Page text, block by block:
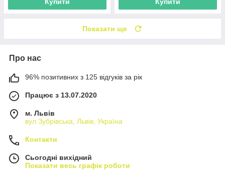
Показати ще
Про нас
96% позитивних з 125 відгуків за рік
Працює з 13.07.2020
м. Львів
вул Зубрівська, Львів, Україна
Контакти
Сьогодні вихідний
Показати весь графік роботи